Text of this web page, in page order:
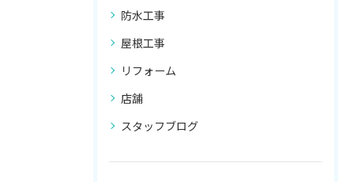
防水工事
屋根工事
リフォーム
店舗
スタッフブログ